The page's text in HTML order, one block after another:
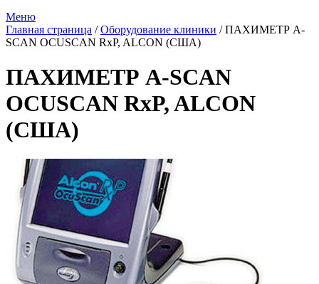
Меню
Главная страница /Оборудование клиники /ПАХИМЕТР А-
SСAN OCUSСAN RхP, ALCON (США)
ПАХИМЕТР А-SСAN
OCUSСAN RхP, ALCON
(США)